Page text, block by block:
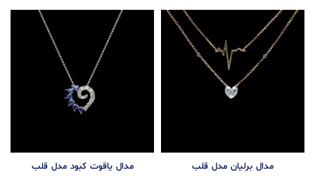
مدال برلیان مدل قلب مدال یاقوت کبود مدل قلب